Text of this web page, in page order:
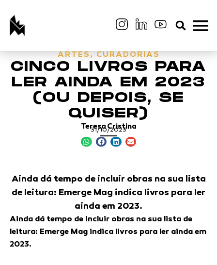
ARTES , CURADORIAS
CINCO LIVROS PARA
LER AINDA EM 2023
(OU DEPOIS, SE
QUISER)
Teresa Cristina
31/10/2023
Ainda dá tempo de incluir obras na sua lista
de leitura: Emerge Mag indica livros para ler
ainda em 2023.
Ainda dá tempo de incluir obras na sua lista de
leitura: Emerge Mag indica livros para ler ainda em
2023.